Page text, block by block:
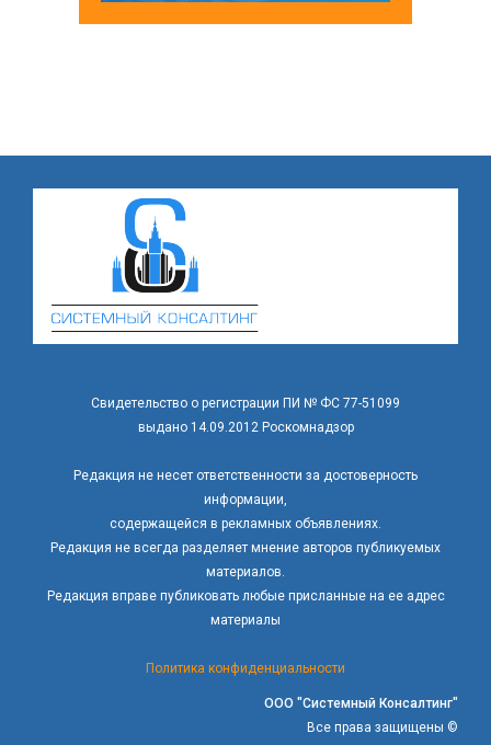
Свидетельство о регистрации ПИ № ФС 77-51099
выдано 14.09.2012 Роскомнадзор
Редакция не несет ответственности за достоверность
информации,
содержащейся в рекламных объявлениях.
Редакция не всегда разделяет мнение авторов публикуемых
материалов.
Редакция вправе публиковать любые присланные на ее адрес
материалы
Политика конфиденциальности
ООО "Системный Консалтинг"
Все права защищены ©